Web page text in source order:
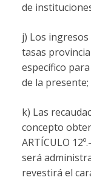
de
j) Los
tasas
específico
de la presente;
k) Las
concepto
ARTÍCULO 12º.-
será
revestirá el